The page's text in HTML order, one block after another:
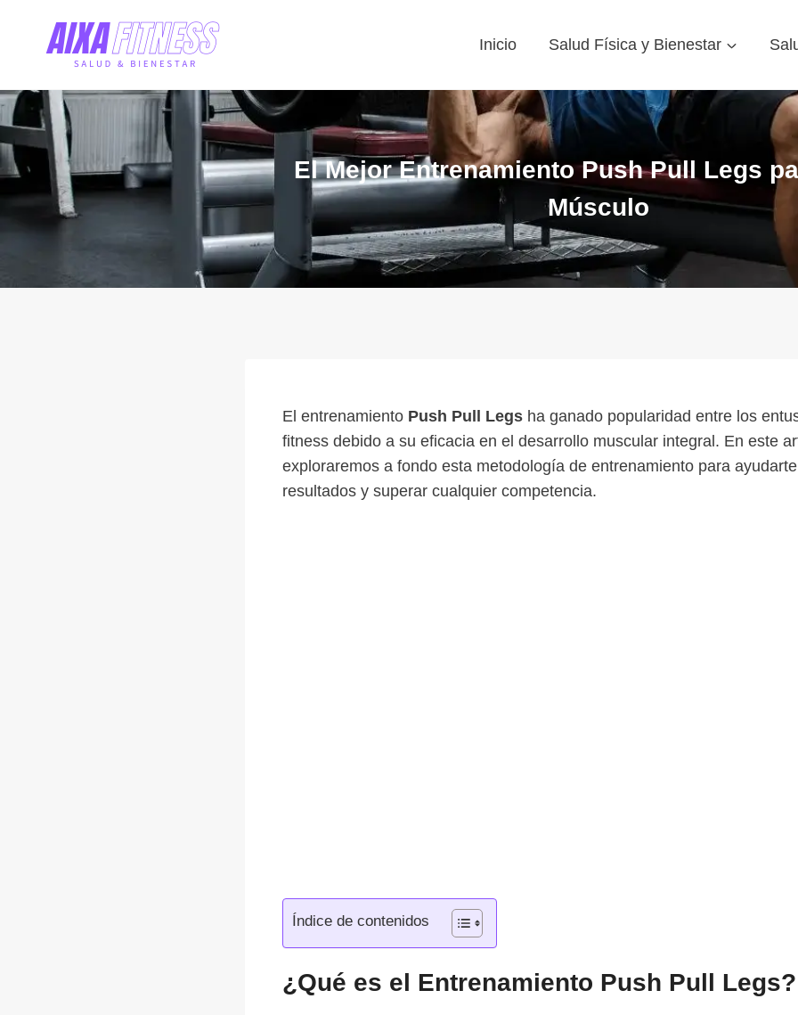
Inicio Salud Física y Bienestar
El Mejor Entrenamiento Push Pull Legs
Músculo
El entrenamiento Push Pull Legs ha ganado popularidad entre los
fitness debido a su eficacia en el desarrollo muscular integral. En este
exploraremos a fondo esta metodología de entrenamiento para
resultados y superar cualquier competencia.
Índice de contenidos
¿Qué es el Entrenamiento Push Pull Legs?